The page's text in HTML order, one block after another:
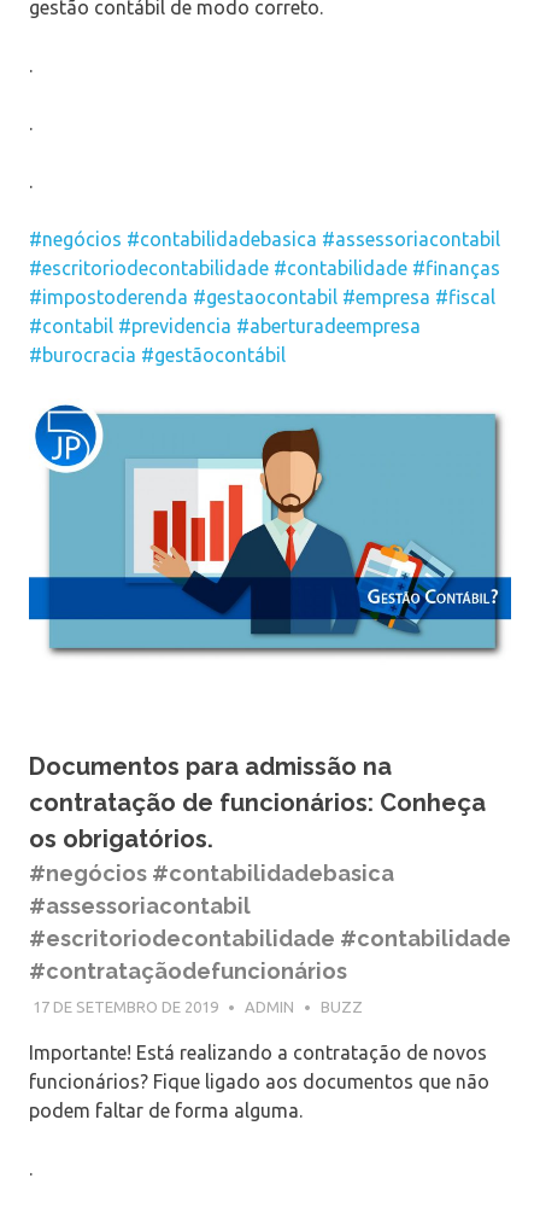
gestão contábil de modo correto.
.
.
.
#negócios #contabilidadebasica #assessoriacontabil
#escritoriodecontabilidade #contabilidade #finanças
#impostoderenda #gestaocontabil #empresa #fiscal
#contabil #previdencia #aberturadeempresa
#burocracia #gestãocontábil
Documentos para admissão na
contratação de funcionários: Conheça
os obrigatórios.
#negócios #contabilidadebasica
#assessoriacontabil
#escritoriodecontabilidade #contabilidade
#contrataçãodefuncionários
17 DE SETEMBRO DE 2019 ADMIN BUZZ
Importante! Está realizando a contratação de novos
funcionários? Fique ligado aos documentos que não
podem faltar de forma alguma.
.